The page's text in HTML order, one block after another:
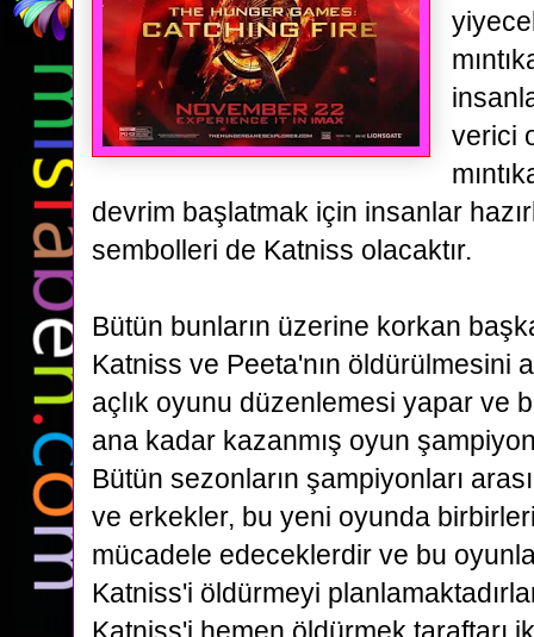
verici
devrim başlatmak için insanlar
sembolleri de Katniss olacaktır.
Bütün bunların üzerine korkan
Katniss ve Peeta'nın öldürülmesini
açlık oyunu düzenlemesi yapar ve
ana kadar kazanmış oyun
Bütün sezonların şampiyonları
ve erkekler, bu yeni oyunda
mücadele edeceklerdir ve bu
Katniss'i öldürmeyi